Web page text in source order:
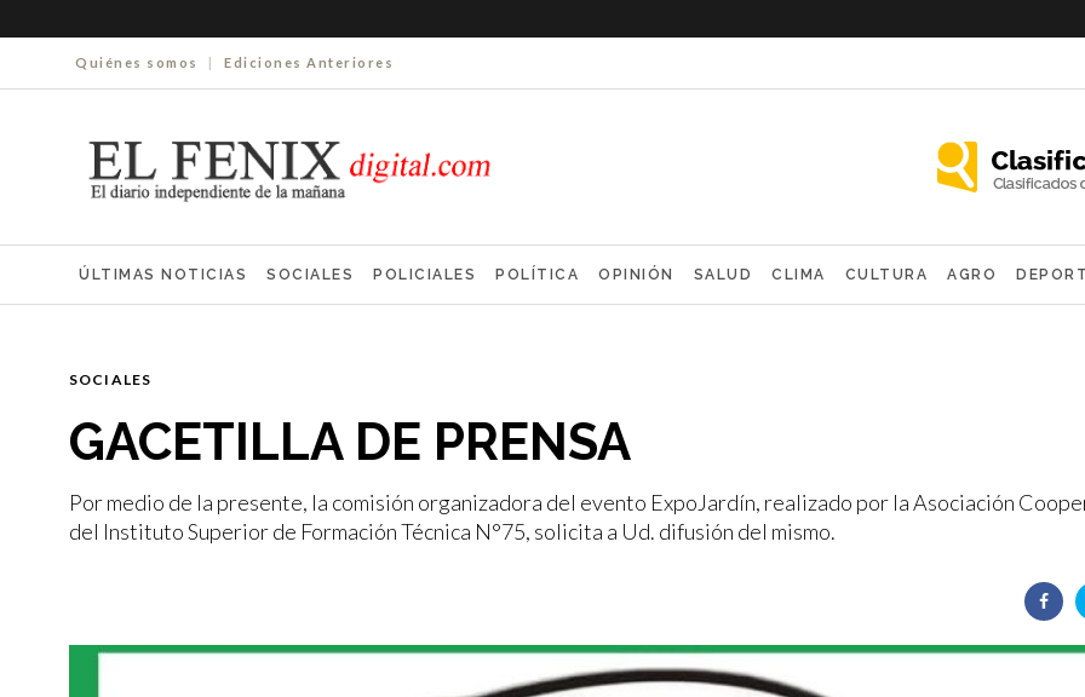
Quiénes somos | Ediciones Anteriores
ÚLTIMAS NOTICIAS SOCIALES POLICIALES POLÍTICA OPINIÓN SALUD CLIMA CULTURA AGRO
SOCIALES
GACETILLA DE PRENSA
Por medio de la presente, la comisión organizadora del evento ExpoJardín, realizado por la Asociación
del Instituto Superior de Formación Técnica N°75, solicita a Ud. difusión del mismo.